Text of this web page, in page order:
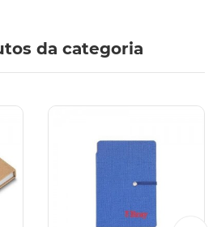
da categoria